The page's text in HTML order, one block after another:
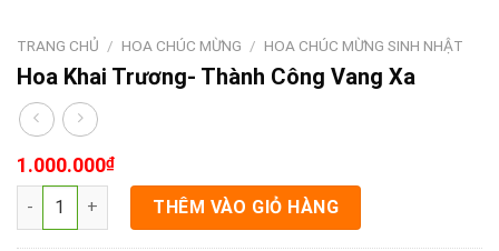
TRANG CHỦ / HOA CHÚC MỪNG / HOA CHÚC MỪNG SINH NHẬT
Hoa Khai Trương- Thành Công Vang Xa
1.000.000₫
Hoa Khai Trương- Thành Công Vang Xa số lượng
THÊM VÀO GIỎ HÀNG